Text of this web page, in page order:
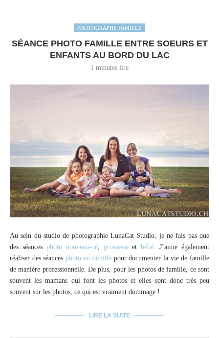
PHOTOGRAPHE FAMILLE
SÉANCE PHOTO FAMILLE ENTRE SOEURS ET
ENFANTS AU BORD DU LAC
1 minutes lire
Au sein du studio de photographie LunaCat Studio, je ne fais pas que
des séances photo nouveau-né, grossesseetbébé . J’aime également
réaliser des séances photo en famille pour documenter la vie de famille
de manière professionnelle. De plus, pour les photos de famille, ce sont
souvent les mamans qui font les photos et elles sont donc très peu
souvent sur les photos, ce qui est vraiment dommage !
LIRE LA SUITE